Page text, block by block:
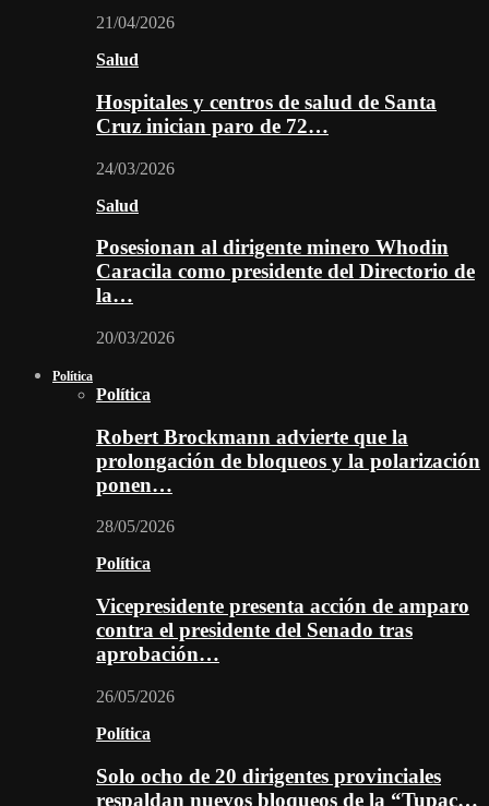
21/04/2026
Salud
Hospitales y centros de salud de Santa
Cruz inician paro de 72…
24/03/2026
Salud
Posesionan al dirigente minero Whodin
Caracila como presidente del Directorio de
la…
20/03/2026
Política
Política
Robert Brockmann advierte que la
prolongación de bloqueos y la polarización
ponen…
28/05/2026
Política
Vicepresidente presenta acción de amparo
contra el presidente del Senado tras
aprobación…
26/05/2026
Política
Solo ocho de 20 dirigentes provinciales
respaldan nuevos bloqueos de la “Tupac…